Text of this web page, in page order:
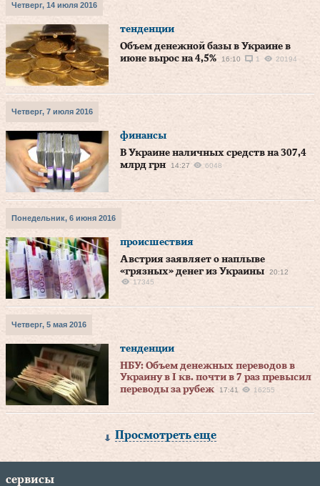
Четверг, 14 июля 2016
тенденции
Объем денежной базы в Украине в
июне вырос на 4,5%
16:10 1 20194
Четверг, 7 июля 2016
финансы
В Украине наличных средств на 307,4
млрд грн
14:27 6048
Понедельник, 6 июня 2016
происшествия
Австрия заявляет о наплыве
«грязных» денег из Украины
20:12
17345
Четверг, 5 мая 2016
тенденции
НБУ: Объем денежных переводов в
Украину в I кв. почти в 7 раз превысил
переводы за рубеж
17:41 16255
Просмотреть еще
сервисы